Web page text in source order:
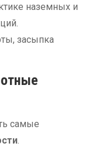
наземных и
засыпка
самые